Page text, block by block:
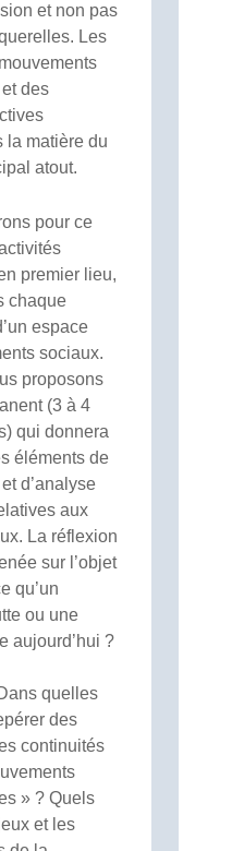
et non pas
Les
des
la matière du
atout.
pour ce
premier lieu,
chaque
espace
sociaux.
proposons
(3 à 4
qui donnera
éléments de
d’analyse
aux
La réflexion
sur l’objet
qu’un
ou une
aujourd’hui ?
quelles
des
continuités
» ? Quels
et les